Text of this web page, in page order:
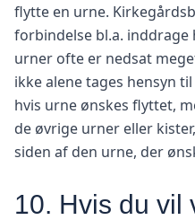
flytte en urne.
forbindelse bl.a. inddrage
urner ofte er nedsat
ikke alene tages hensyn
hvis urne ønskes flyttet,
de øvrige urner eller
siden af den urne, der
10. Hvis du